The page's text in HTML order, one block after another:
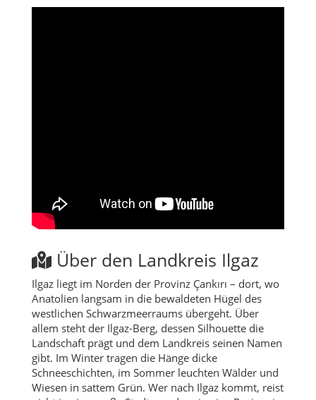
Über den Landkreis Ilgaz
Ilgaz liegt im Norden der Provinz Çankırı – dort, wo
Anatolien langsam in die bewaldeten Hügel des
westlichen Schwarzmeerraums übergeht. Über
allem steht der Ilgaz-Berg, dessen Silhouette die
Landschaft prägt und dem Landkreis seinen Namen
gibt. Im Winter tragen die Hänge dicke
Schneeschichten, im Sommer leuchten Wälder und
Wiesen in sattem Grün. Wer nach Ilgaz kommt, reist